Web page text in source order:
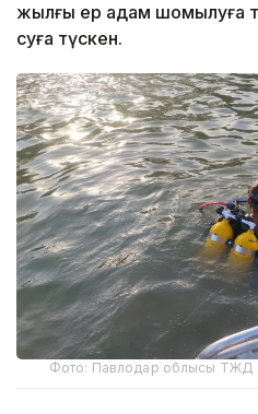
жылғы ер адам шомылуға
суға түскен.
Фото: Павлодар облысы ТЖД